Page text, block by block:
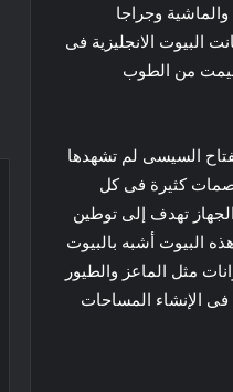
والماشية وجراجا
وان كانت البيوت الانجليزية فى
اقيمت من الطوب
السيسى لم تشهدها
بصمات كثيرة فى كل
الجهاز تهدف إلى توطين
البيوت أشبه بالبيوت
مثل الماعز والطيور
الإنشاء المساحات